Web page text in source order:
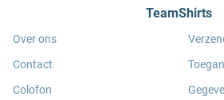
TeamShirts
Over ons
Contact
Colofon